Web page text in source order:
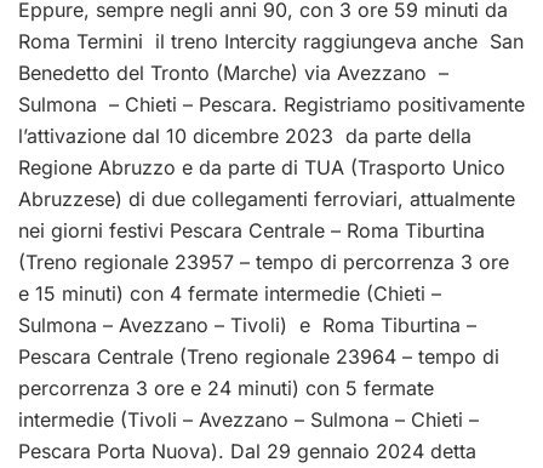
Eppure, sempre negli anni 90, con 3 ore 59 minuti da
Roma Termini il treno Intercity raggiungeva anche San
Benedetto del Tronto (Marche) via Avezzano –
Sulmona – Chieti – Pescara. Registriamo positivamente
l’attivazione dal 10 dicembre 2023 da parte della
Regione Abruzzo e da parte di TUA (Trasporto Unico
Abruzzese) di due collegamenti ferroviari, attualmente
nei giorni festivi Pescara Centrale – Roma Tiburtina
(Treno regionale 23957 – tempo di percorrenza 3 ore
e 15 minuti) con 4 fermate intermedie (Chieti –
Sulmona – Avezzano – Tivoli) e Roma Tiburtina –
Pescara Centrale (Treno regionale 23964 – tempo di
percorrenza 3 ore e 24 minuti) con 5 fermate
intermedie (Tivoli – Avezzano – Sulmona – Chieti –
Pescara Porta Nuova). Dal 29 gennaio 2024 detta